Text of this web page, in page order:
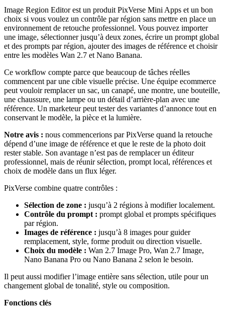
Image Region Editor est un produit PixVerse Mini Apps et un bon
choix si vous voulez un contrôle par région sans mettre en place un
environnement de retouche professionnel. Vous pouvez importer
une image, sélectionner jusqu’à deux zones, écrire un prompt global
et des prompts par région, ajouter des images de référence et choisir
entre les modèles Wan 2.7 et Nano Banana.
Ce workflow compte parce que beaucoup de tâches réelles
commencent par une cible visuelle précise. Une équipe ecommerce
peut vouloir remplacer un sac, un canapé, une montre, une bouteille,
une chaussure, une lampe ou un détail d’arrière-plan avec une
référence. Un marketeur peut tester des variantes d’annonce tout en
conservant le modèle, la pièce et la lumière.
Notre avis : nous commencerions par PixVerse quand la retouche
dépend d’une image de référence et que le reste de la photo doit
rester stable. Son avantage n’est pas de remplacer un éditeur
professionnel, mais de réunir sélection, prompt local, références et
choix de modèle dans un flux léger.
PixVerse combine quatre contrôles :
Sélection de zone : jusqu’à 2 régions à modifier localement.
Contrôle du prompt : prompt global et prompts spécifiques
par région.
Images de référence : jusqu’à 8 images pour guider
remplacement, style, forme produit ou direction visuelle.
Choix du modèle : Wan 2.7 Image Pro, Wan 2.7 Image,
Nano Banana Pro ou Nano Banana 2 selon le besoin.
Il peut aussi modifier l’image entière sans sélection, utile pour un
changement global de tonalité, style ou composition.
Fonctions clés